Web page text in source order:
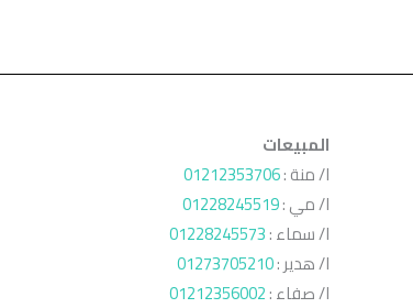
المبيعات
ا/ منة :01212353706
ا/ مي :01228245519
ا/ سماء :01228245573
ا/ هدير :01273705210
ا/ صفاء :01212356002